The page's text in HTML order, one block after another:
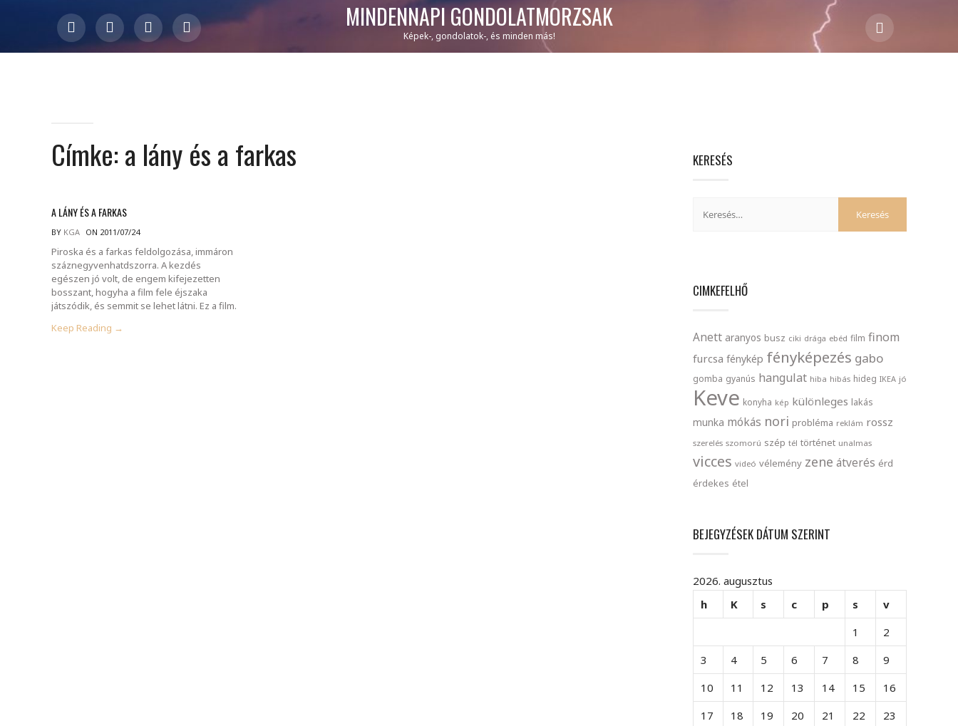
MINDENNAPI GONDOLATMORZSÁK
Képek-, gondolatok-, és minden más!
Címke:a lány és a farkas
A LÁNY ÉS A FARKAS
BY KGA ON 2011/07/24
Piroska és a farkas feldolgozása, immáron
száznegyvenhatdszorra. A kezdés
egészen jó volt, de engem kifejezetten
bosszant, hogyha a film fele éjszaka
játszódik, és semmit se lehet látni. Ez a film.
Keep Reading →
KERESÉS
CIMKEFELHŐ
Anett aranyos busz ciki drága ebéd film finom
furcsa fénykép fényképezés gabo
gomba gyanús hangulat hiba hibás hideg IKEA jó
Keve konyha kép különleges lakás
munka mókás nori probléma reklám rossz
szerelés szomorú szép tél történet unalmas
vicces videó vélemény zene átverés érd
érdekes étel
BEJEGYZÉSEK DÁTUM SZERINT
2026. augusztus
h
K s c p s
v
1
2
3
4 5 6 7 8
9
10
11 12 13 14 15
16
17
18 19 20 21 22
23